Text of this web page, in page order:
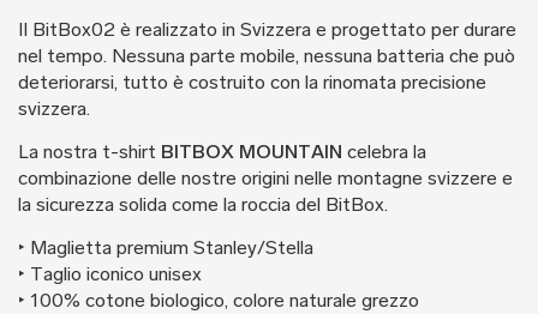
Il BitBox02 è realizzato in Svizzera e progettato per durare
nel tempo. Nessuna parte mobile, nessuna batteria che può
deteriorarsi, tutto è costruito con la rinomata precisione
svizzera.
La nostra t-shirt BITBOX MOUNTAIN celebra la
combinazione delle nostre origini nelle montagne svizzere e
la sicurezza solida come la roccia del BitBox.
‣ Maglietta premium Stanley/Stella
‣ Taglio iconico unisex
‣ 100% cotone biologico, colore naturale grezzo